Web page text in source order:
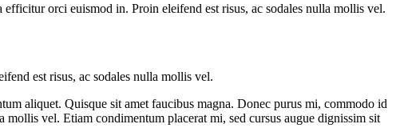
orci euismod in. Proin eleifend est risus, ac sodales nulla mollis vel.
est risus, ac sodales nulla mollis vel.
aliquet. Quisque sit amet faucibus magna. Donec purus mi, commodo id
vel. Etiam condimentum placerat mi, sed cursus augue dignissim sit